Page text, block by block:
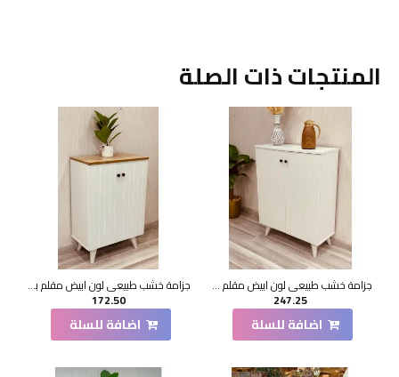
المنتجات ذات الصلة
جزامة خشب طبيعي لون ابيض مقلم 2 باب 33*80*105سم
247.25
اضافة للسلة
جزامة خشب طبيعي لون ابيض مقلم بسطح بيج 2 باب 60*33*90 سم
172.50
اضافة للسلة